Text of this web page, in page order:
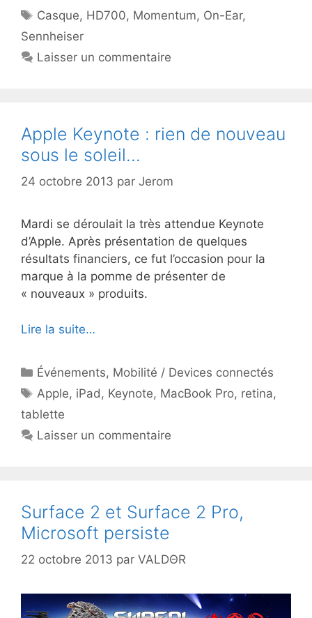
Étiquettes
Casque, HD700, Momentum, On-Ear,
Sennheiser
Laisser un commentaire
Apple Keynote : rien de nouveau
sous le soleil…
24 octobre 2013 par Jerom
Mardi se déroulait la très attendue Keynote
d’Apple. Après présentation de quelques
résultats financiers, ce fut l’occasion pour la
marque à la pomme de présenter de
« nouveaux » produits.
Lire la suite…
Catégories
Événements, Mobilité / Devices connectés
Étiquettes
Apple, iPad , Keynote, MacBook Pro, retina,
tablette
Laisser un commentaire
Surface 2 et Surface 2 Pro,
Microsoft persiste
22 octobre 2013 par VALDΘR